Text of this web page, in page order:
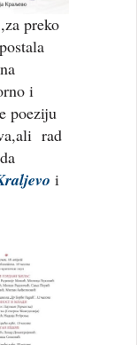
preko
i
poeziju
rad
i